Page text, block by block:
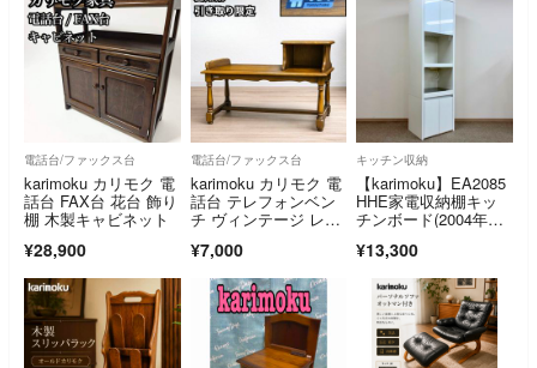
電話台/ファックス台
karimoku カリモク 電
話台 FAX台 花台 飾り
棚 木製キャビネット
¥28,900
電話台/ファックス台
karimoku カリモク 電
話台 テレフォンベン
チ ヴィンテージ レト
¥7,000
キッチン収納
【karimoku】EA2085
HHE家電収納棚キッ
チンボード(2004年生
¥13,300